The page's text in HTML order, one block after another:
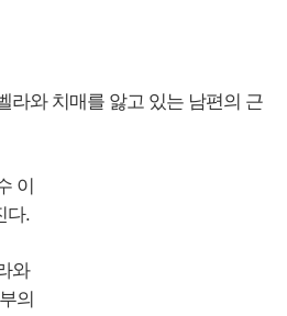
라와 치매를 앓고 있는 남편의 근
이
다.
와
의